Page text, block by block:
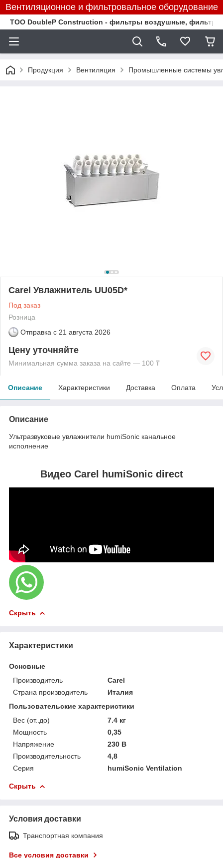
Вентиляционное и фильтровальное оборудование
TOO DoubleP Construction - фильтры воздушные,
Продукция Вентиляция Промышленные системы
Carel Увлажнитель UU05D*
Под заказ
Розница
Отправка с 21 августа 2026
Цену уточняйте
Минимальная сумма заказа на сайте — 100 ₸
Описание Характеристики Доставка Оплата
Описание
Ультразвуковые увлажнители humiSonic канальное
исполнение
Видео Carel humiSonic direct
Скрыть
Характеристики
Основные
Производитель
Carel
Страна производитель
Италия
Пользовательские характеристики
Вес (от..до)
7.4 кг
Мощность
0,35
Напряжение
230 В
Производительность
4,8
Серия
humiSonic Ventilation
Скрыть
Условия доставки
Транспортная компания
Все условия доставки